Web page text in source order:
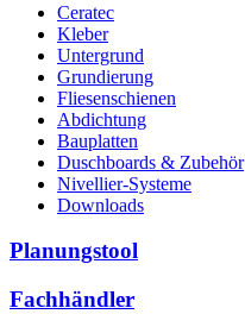
Ceratec
Kleber
Untergrund
Grundierung
Fliesenschienen
Abdichtung
Bauplatten
Duschboards & Zubehör
Nivellier-Systeme
Downloads
Planungstool
Fachhändler